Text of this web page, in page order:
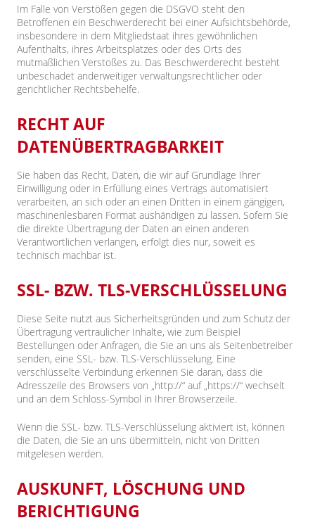
Im Falle von Verstößen gegen die DSGVO steht den
Betroffenen ein Beschwerderecht bei einer Aufsichtsbehörde,
insbesondere in dem Mitgliedstaat ihres gewöhnlichen
Aufenthalts, ihres Arbeitsplatzes oder des Orts des
mutmaßlichen Verstoßes zu. Das Beschwerderecht besteht
unbeschadet anderweitiger verwaltungsrechtlicher oder
gerichtlicher Rechtsbehelfe.
RECHT AUF
DATENÜBERTRAGBARKEIT
Sie haben das Recht, Daten, die wir auf Grundlage Ihrer
Einwilligung oder in Erfüllung eines Vertrags automatisiert
verarbeiten, an sich oder an einen Dritten in einem gängigen,
maschinenlesbaren Format aushändigen zu lassen. Sofern Sie
die direkte Übertragung der Daten an einen anderen
Verantwortlichen verlangen, erfolgt dies nur, soweit es
technisch machbar ist.
SSL- BZW. TLS-VERSCHLÜSSELUNG
Diese Seite nutzt aus Sicherheitsgründen und zum Schutz der
Übertragung vertraulicher Inhalte, wie zum Beispiel
Bestellungen oder Anfragen, die Sie an uns als Seitenbetreiber
senden, eine SSL- bzw. TLS-Verschlüsselung. Eine
verschlüsselte Verbindung erkennen Sie daran, dass die
Adresszeile des Browsers von „http://“ auf „https://“ wechselt
und an dem Schloss-Symbol in Ihrer Browserzeile.
Wenn die SSL- bzw. TLS-Verschlüsselung aktiviert ist, können
die Daten, die Sie an uns übermitteln, nicht von Dritten
mitgelesen werden.
AUSKUNFT, LÖSCHUNG UND
BERICHTIGUNG